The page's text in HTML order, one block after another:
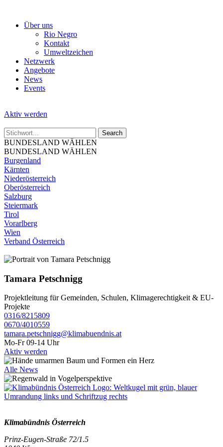
Über uns
Rio Negro
Kontakt
Umweltzeichen
Netzwerk
Angebote
News
Events
Aktiv werden
BUNDESLAND WÄHLEN
BUNDESLAND WÄHLEN
Burgenland
Kärnten
Niederösterreich
Oberösterreich
Salzburg
Steiermark
Tirol
Vorarlberg
Wien
Verband Österreich
Tamara Petschnigg
Projektleitung für Gemeinden, Schulen, Klimagerechtigkeit & EU-
Projekte
0316/8215809
0670/4010559
tamara.petschnigg@klimabuendnis.at
Mo-Fr 09-14 Uhr
Aktiv werden
Alle News
Klimabündnis Österreich
Prinz-Eugen-Straße 72/1.5